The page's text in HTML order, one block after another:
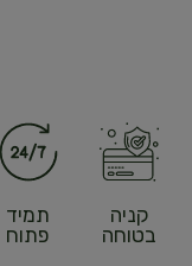
קניה
בטוחה
תמיד
פתוח